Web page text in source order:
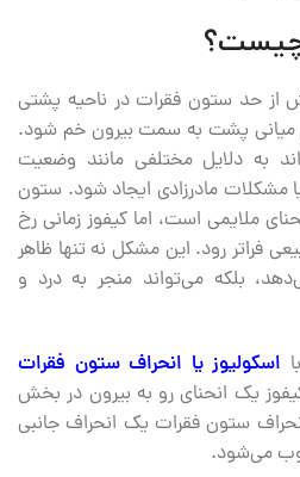
چیست؟
از حد ستون فقرات در ناحیه پشتی
پشت به سمت بیرون خم شود.
به دلایل مختلفی مانند وضعیت
مشکلات مادرزادی ایجاد شود. ستون
ملایمی است، اما کیفوز زمانی رخ
فراتر رود. این مشکل نه تنها ظاهر
بلکه می‌تواند منجر به درد و
اسکولیوز یا انحراف ستون فقرات
یک انحنای رو به بیرون در بخش
ستون فقرات یک انحراف جانبی
می‌شود.